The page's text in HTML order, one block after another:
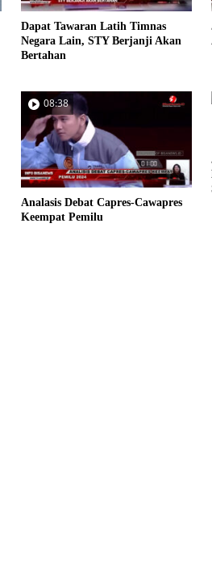
Dapat Tawaran Latih Timnas
Negara Lain, STY Berjanji Akan
Bertahan
08:38
Analasis Debat Capres-Cawapres
Keempat Pemilu